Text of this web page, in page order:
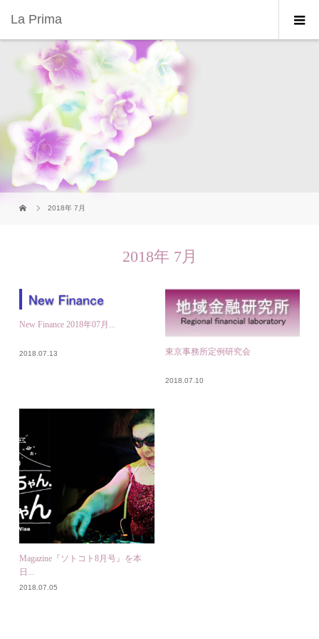
La Prima
2018年 7月
2018年 7月
New Finance 2018年07月...
2018.07.13 東京事務所定例研究会
2018.07.10
Magazine『ソトコト8月号』を本
日...
2018.07.05